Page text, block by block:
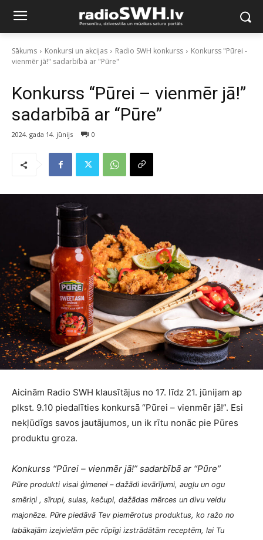
Sākums Konkursi un akcijas Radio SWH konkurss
Konkurss "Pūrei -
vienmēr jā!" sadarbībā ar "Pūre"
Konkurss “Pūrei – vienmēr jā!”
sadarbībā ar “Pūre”
2024. gada 14. jūnijs 0
Aicinām Radio SWH klausītājus no 17. līdz 21. jūnijam ap
plkst. 9.10 piedalīties konkursā “Pūrei – vienmēr jā!”. Esi
nekļūdīgs savos jautājumos, un ik rītu nonāc pie Pūres
produktu groza.
Konkurss “Pūrei – vienmēr jā!” sadarbībā ar “Pūre”
Pūre produkti visai ģimenei – dažādi ievārījumi, augļu un ogu
smēriņi , sīrupi, sulas, kečupi, dažādas mērces un divu veidu
majonēze. Pūre piedāvā Tev piemērotus produktus, ko ražo no
labākajām izejvielām pēc rūpīgi izstrādātām receptēm, lai Tu